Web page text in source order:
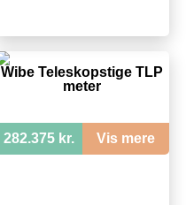
Wibe Teleskopstige TLP
meter
282.375 kr. Vis mere